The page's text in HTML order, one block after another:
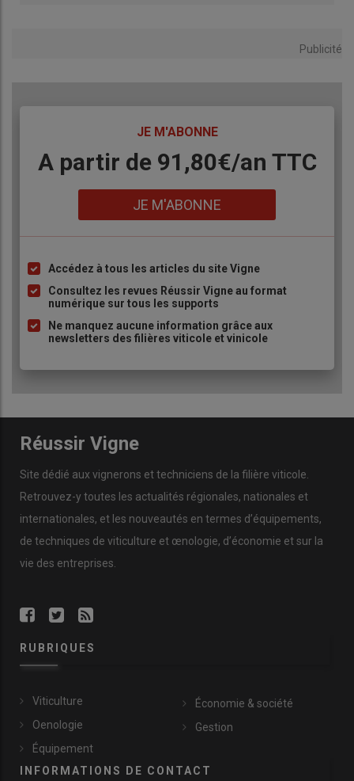
Publicité
JE M'ABONNE
Body
A partir de 91,80€/an​ TTC
JE M'ABONNE
Liste
à
puce
Accédez à tous les articles du site Vigne
Consultez les revues Réussir Vigne au format
numérique sur tous les supports
Ne manquez aucune information grâce aux
newsletters des filières viticole et vinicole
Réussir Vigne
Site dédié aux vignerons et techniciens de la filière viticole.
Retrouvez-y toutes les actualités régionales, nationales et
internationales, et les nouveautés en termes d’équipements,
de techniques de viticulture et œnologie, d’économie et sur la
vie des entreprises.
RUBRIQUES
Viticulture
Oenologie
Équipement
Économie & société
Gestion
INFORMATIONS DE CONTACT